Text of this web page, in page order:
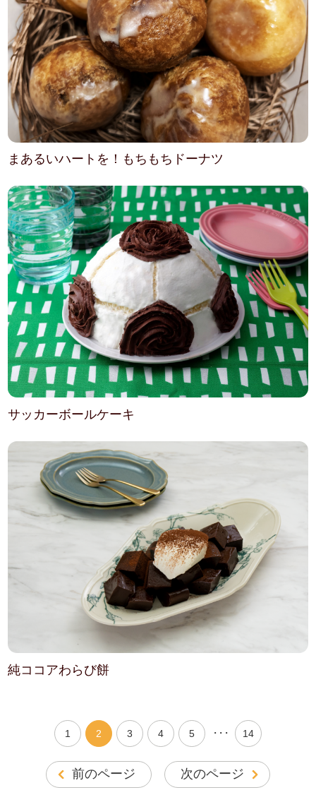
まあるいハートを！もちもちドーナツ
サッカーボールケーキ
純ココアわらび餅
前のページ
1 2 3 4 5 ・・・ 14
次のページ